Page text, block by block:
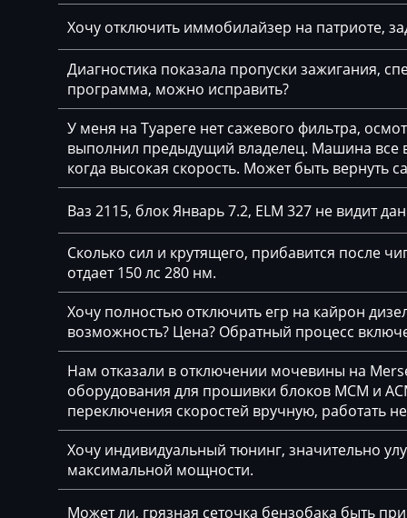
Brilliance
Buhler
BYD
Cadillac
Camc
Case
Caterpillar
CFMoto
Challenger
Changan
Changhe
Chery
Chevrolet
Chrysler
Citroen
Хочу отключить иммобилайзер на патриоте,
Диагностика показала пропуски зажигания,
программа, можно исправить?
У меня на Туареге нет сажевого фильтра,
выполнил предыдущий владелец. Машина все
когда высокая скорость. Может быть вернуть
Ваз 2115, блок Январь 7.2, ELM 327 не видит
Сколько сил и крутящего, прибавится после
отдает 150 лс 280 нм.
Хочу полностью отключить егр на кайрон
возможность? Цена? Обратный процесс
Нам отказали в отключении мочевины на
оборудования для прошивки блоков MCM и
переключения скоростей вручную, работать
Хочу индивидуальный тюнинг, значительно
максимальной мощности.
Может ли, грязная сеточка бензобака быть